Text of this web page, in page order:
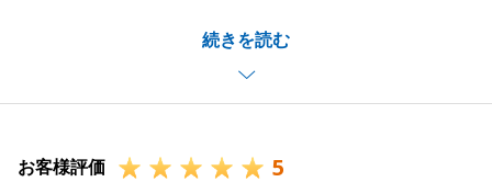
続きを読む
私の経験不足により至らぬところが多く、お客様にご
迷惑をおかけいたしまして、大変申し訳ございません
でした。
後の営業人生の糧とさせていただきます。
お客様評価 5